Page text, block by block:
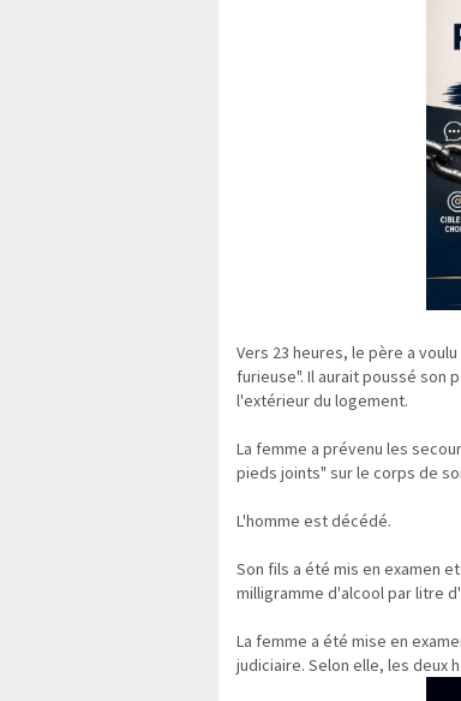
Vers 23 heures, le père a
furieuse". Il aurait poussé son
l'extérieur du logement.
La femme a prévenu les
pieds joints" sur le corps de
L'homme est décédé.
Son fils a été mis en examen
milligramme d'alcool par litre
La femme a été mise en
judiciaire. Selon elle, les deux